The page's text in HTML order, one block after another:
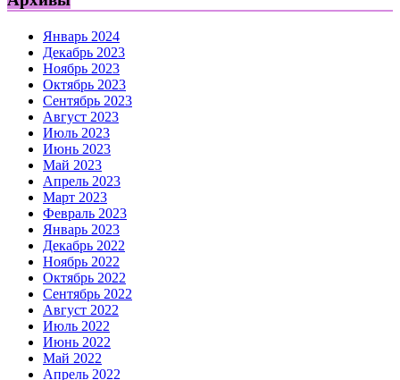
Январь 2024
Декабрь 2023
Ноябрь 2023
Октябрь 2023
Сентябрь 2023
Август 2023
Июль 2023
Июнь 2023
Май 2023
Апрель 2023
Март 2023
Февраль 2023
Январь 2023
Декабрь 2022
Ноябрь 2022
Октябрь 2022
Сентябрь 2022
Август 2022
Июль 2022
Июнь 2022
Май 2022
Апрель 2022